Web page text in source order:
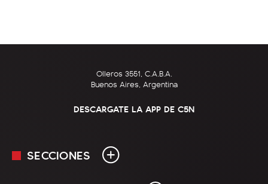
Olleros 3551, C.A.B.A.
Buenos Aires, Argentina
DESCARGATE LA APP DE C5N
SECCIONES